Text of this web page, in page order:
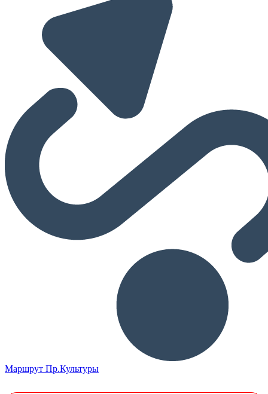
Маршрут Пр.Культуры